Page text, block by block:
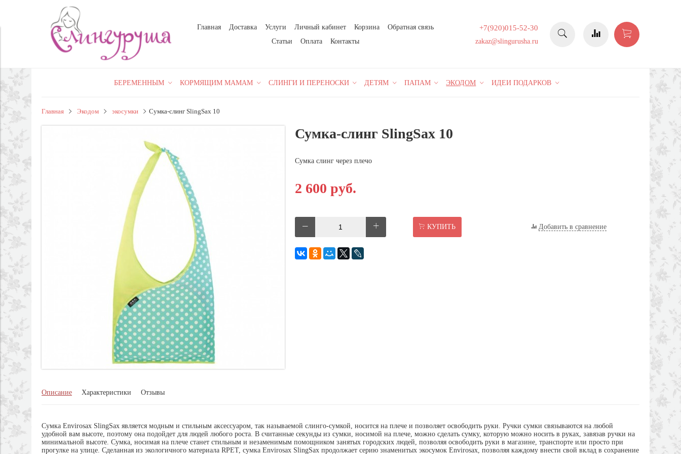
Главная Доставка Услуги Личный кабинет Корзина
Обратная связь
Статьи
Оплата Контакты
+7(920)015-52-30
zakaz@slingurusha.ru
БЕРЕМЕННЫМ КОРМЯЩИМ МАМАМ СЛИНГИ И ПЕРЕНОСКИ ДЕТЯМ ПАПАМ ЭКОДОМ ИДЕИ ПОДАРКОВ
Главная Экодом экосумки Сумка-слинг SlingSax 10
Сумка-слинг SlingSax 10
Сумка слинг через плечо
2 600 руб.
КУПИТЬ Добавить в сравнение
Описание Характеристики Отзывы
Сумка Envirosax SlingSax является модным и стильным аксессуаром, так называемой слинго-сумкой, носится на плече и позволяет освободить руки. Ручки сумки связываются на любой
удобной вам высоте, поэтому она подойдет для людей любого роста. В считанные секунды из сумки, носимой на плече, можно сделать сумку, которую можно носить в руках, завязав ручки на
минимальной высоте. Сумка, носимая на плече станет стильным и незаменимым помощником занятых городских людей, позволяя освободить руки в магазине, транспорте или просто при
прогулке на улице. Сделанная из экологичного материала RPET, сумка Envirosax SlingSax продолжает серию знаменитых экосумок Envirosax, позволяя каждому внести свой вклад в сохранение